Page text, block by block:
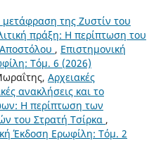
μετάφραση της Ζυστίν του
πράξη: Η περίπτωση του
, Επιστημονική
Τόμ. 6 (2026)
Αρχειακές
ανακλήσεις και το
Η περίπτωση των
του Στρατή Τσίρκα ,
Έκδοση Ερωφίλη: Τόμ. 2